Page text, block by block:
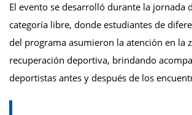
El evento se desarrolló durante la jornada
categoría libre, donde estudiantes de
del programa asumieron la atención en la
recuperación deportiva, brindando
deportistas antes y después de los